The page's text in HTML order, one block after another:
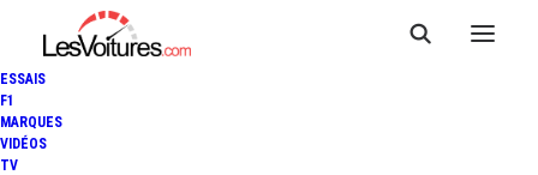
ESSAIS
F1
MARQUES
VIDÉOS
TV